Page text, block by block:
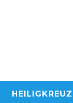
HEILIGKREUZ